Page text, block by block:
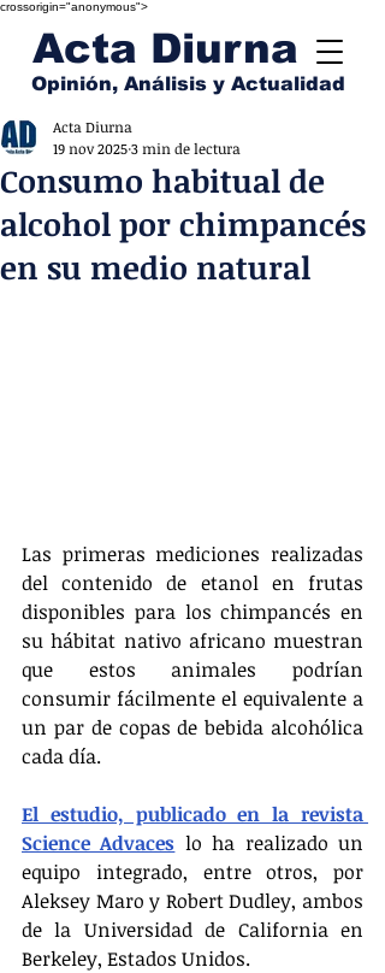
crossorigin="anonymous">
Acta Diurna
Opinión, Análisis y Actualidad
Consumo habitual de
alcohol por chimpancés
en su medio natural
Acta Diurna
19 nov 20253 min de lectura
Las primeras mediciones realizadas
del contenido de etanol en frutas
disponibles para los chimpancés en
su hábitat nativo africano muestran
que estos animales podrían
consumir fácilmente el equivalente a
un par de copas de bebida alcohólica
cada día.
El estudio, publicado en la revista
Science Advaces lo ha realizado un
equipo integrado, entre otros, por
Aleksey Maro y Robert Dudley, ambos
de la Universidad de California en
Berkeley, Estados Unidos.